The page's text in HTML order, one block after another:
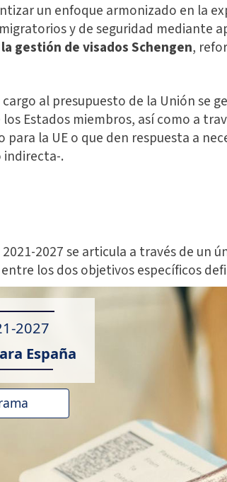
un enfoque armonizado en la
y de seguridad mediante
gestión de visados Schengen,
al presupuesto de la Unión se
Estados miembros, así como a
la UE o que den respuesta a
.
2027 se articula a través de
los dos objetivos específicos
2027
España